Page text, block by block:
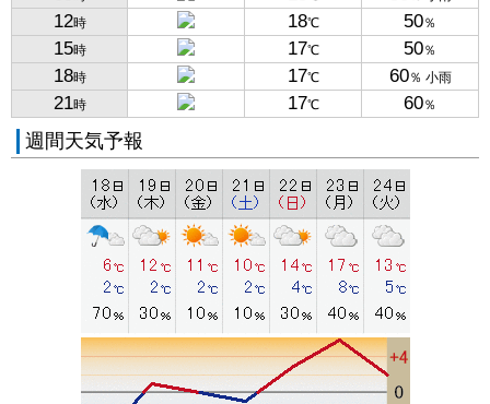
12時 18℃ 50％
15時 17℃ 50％
18時 17℃ 60％ 小雨
21時 17℃ 60％
週間天気予報